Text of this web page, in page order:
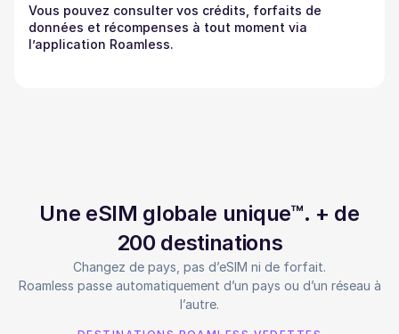
Vous pouvez consulter vos crédits, forfaits de
données et récompenses à tout moment via
l’application Roamless.
Une eSIM globale unique™. + de
200 destinations
Changez de pays, pas d’eSIM ni de forfait.
Roamless passe automatiquement d’un pays ou d’un réseau à
l’autre.